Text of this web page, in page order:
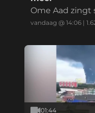
Ome Aad zingt
aats van Maria,
iff Richard.
vandaag @ 14:06 |
01:44